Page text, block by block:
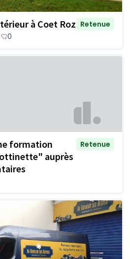
à Coet Roz Retenue
0
formation
auprès
Retenue